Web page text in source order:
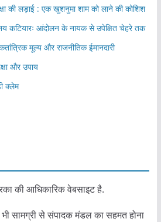
की लड़ाई : एक खुशनुमा शाम को लाने की कोशिश
कटियारः आंदोलन के नायक से उपेक्षित चेहरे तक
मूल्य और राजनीतिक ईमानदारी
और उपाय
क्लेम
की आधिकारिक वेबसाइट है.
सामग्री से संपादक मंडल का सहमत होना